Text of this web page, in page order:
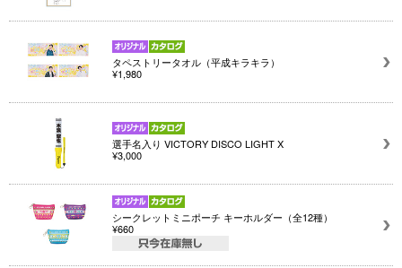
タペストリータオル（平成キラキラ）
¥1,980
選手名入り VICTORY DISCO LIGHT X
¥3,000
シークレットミニポーチ キーホルダー（全12種）
¥660